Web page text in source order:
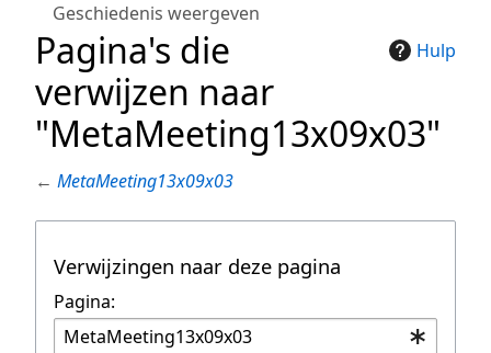
Geschiedenis weergeven
Hulp
Pagina's die
verwijzen naar
"MetaMeeting13x09x03"
← MetaMeeting13x09x03
Verwijzingen naar deze pagina
Pagina: